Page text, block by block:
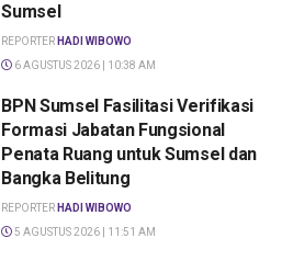
Sumsel
REPORTER HADI WIBOWO
6 AGUSTUS 2026 | 10:38 AM
BPN Sumsel Fasilitasi Verifikasi
Formasi Jabatan Fungsional
Penata Ruang untuk Sumsel dan
Bangka Belitung
REPORTER HADI WIBOWO
5 AGUSTUS 2026 | 11:51 AM